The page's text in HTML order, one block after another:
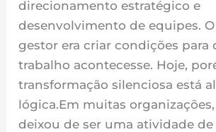
direcionamento estratégico e
desenvolvimento de equipes.
gestor era criar condições para
trabalho acontecesse. Hoje,
transformação silenciosa está
lógica.Em muitas
deixou de ser uma atividade de